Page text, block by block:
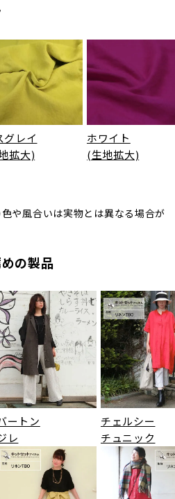
グレイ
拡大)
ホワイト
(生地拡大)
や風合いは実物とは異なる場合が
の製品
ートン
レ
チェルシー
チュニック